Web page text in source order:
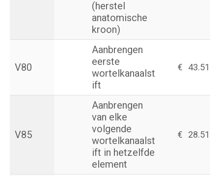
(herstel
anatomische
kroon)
V80
Aanbrengen
eerste
wortelkanaalst
ift
€ 43.51
V85
Aanbrengen
van elke
volgende
wortelkanaalst
ift in hetzelfde
element
€ 28.51